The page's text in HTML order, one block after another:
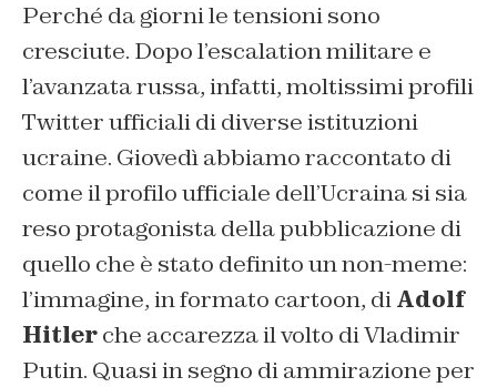
Perché da giorni le tensioni sono
cresciute. Dopo l’escalation militare e
l’avanzata russa, infatti, moltissimi profili
Twitter ufficiali di diverse istituzioni
ucraine. Giovedì abbiamo raccontato di
come il profilo ufficiale dell’Ucraina si sia
reso protagonista della pubblicazione di
quello che è stato definito un non-meme:
l’immagine, in formato cartoon, diAdolf
Hitlerche accarezza il volto di Vladimir
Putin. Quasi in segno di ammirazione per